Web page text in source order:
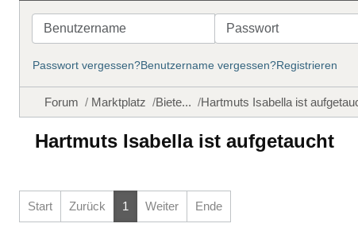
Benutzername Passwort
Passwort vergessen?Benutzername vergessen?Registrieren
Forum Marktplatz Biete... Hartmuts Isabella ist
Hartmuts Isabella ist aufgetaucht
Start Zurück 1 Weiter Ende